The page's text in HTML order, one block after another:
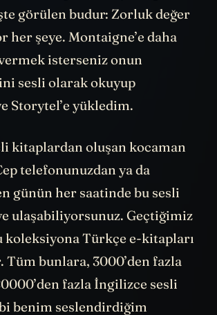
Montaigne’in de yazdığı
görülen budur: Zorluk değer
her şeye. Montaigne’e daha
isterseniz onun
sesli olarak okuyup
kitaplardan oluşan kocaman
telefonunuzdan ya da
günün her saatinde bu sesli
ulaşabiliyorsunuz. Geçtiğimiz
Türkçe e-kitapları
bunlara, 3000’den fazla
fazla İngilizce sesli